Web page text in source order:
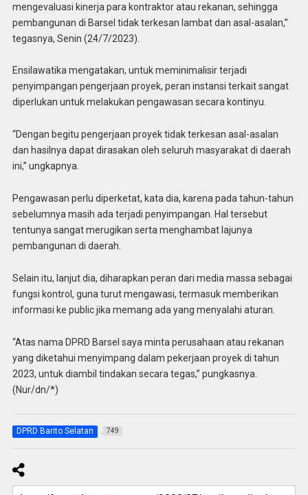
mengevaluasi kinerja para kontraktor atau rekanan, sehingga
pembangunan di Barsel tidak terkesan lambat dan asal-asalan,”
tegasnya, Senin (24/7/2023).
Ensilawatika mengatakan, untuk meminimalisir terjadi
penyimpangan pengerjaan proyek, peran instansi terkait sangat
diperlukan untuk melakukan pengawasan secara kontinyu.
“Dengan begitu pengerjaan proyek tidak terkesan asal-asalan
dan hasilnya dapat dirasakan oleh seluruh masyarakat di daerah
ini,” ungkapnya.
Pengawasan perlu diperketat, kata dia, karena pada tahun-tahun
sebelumnya masih ada terjadi penyimpangan. Hal tersebut
tentunya sangat merugikan serta menghambat lajunya
pembangunan di daerah.
Selain itu, lanjut dia, diharapkan peran dari media massa sebagai
fungsi kontrol, guna turut mengawasi, termasuk memberikan
informasi ke public jika memang ada yang menyalahi aturan.
“Atas nama DPRD Barsel saya minta perusahaan atau rekanan
yang diketahui menyimpang dalam pekerjaan proyek di tahun
2023, untuk diambil tindakan secara tegas,” pungkasnya.
(Nur/dn/*)
DPRD Barito Selatan 749